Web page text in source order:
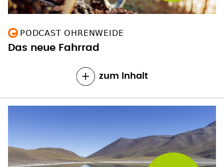
PODCAST OHRENWEIDE
Das neue Fahrrad
zum Inhalt